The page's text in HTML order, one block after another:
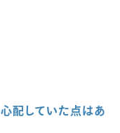
心配していた点はあ